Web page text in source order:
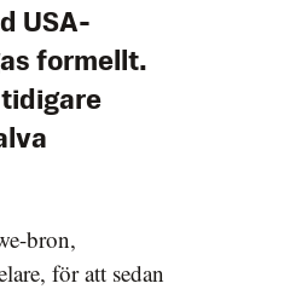
USA-
formellt.
tidigare
bron,
för att sedan